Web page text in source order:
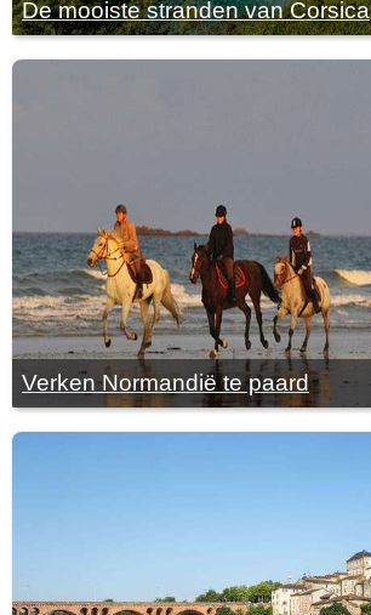
De mooiste stranden van Corsica
Verken Normandië te paard